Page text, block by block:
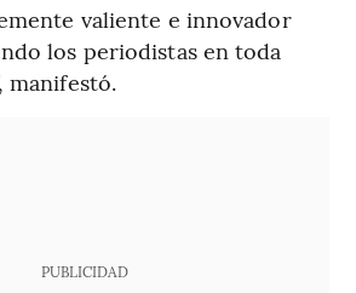
valiente e innovador
los periodistas en toda
manifestó.
PUBLICIDAD